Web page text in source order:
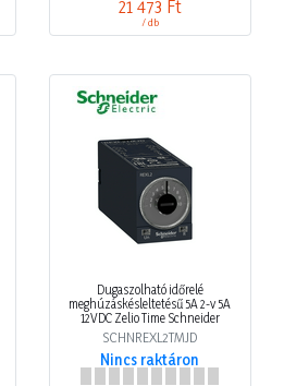
21 473 Ft
/ db
Dugaszolható időrelé
meghúzáskésleltetésű 5A 2-v 5A
12VDC Zelio Time Schneider
SCHNREXL2TMJD
Nincs raktáron